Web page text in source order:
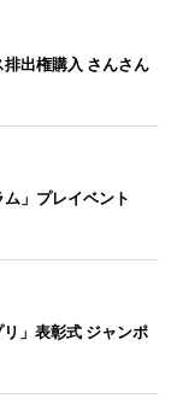
出権購入 さんさん
」プレイベント
」表彰式 ジャンポ